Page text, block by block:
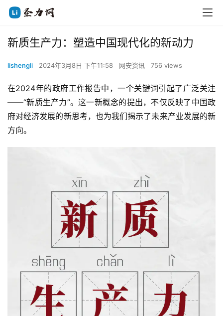
新质生产力：塑造中国现代化的新动力
lishengli 2024年3月8日 下午11:58 网安资讯 756 views
在2024年的政府工作报告中，一个关键词引起了广泛关注
——“新质生产力”。这一新概念的提出，不仅反映了中国政
府对经济发展的新思考，也为我们揭示了未来产业发展的新
方向。